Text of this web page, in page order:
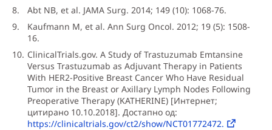
Abt NB, et al. JAMA Surg. 2014; 149 (10): 1068-76.
Kaufmann M, et al. Ann Surg Oncol. 2012; 19 (5): 1508-
16.
ClinicalTrials.gov. A Study of Trastuzumab Emtansine
Versus Trastuzumab as Adjuvant Therapy in Patients
With HER2-Positive Breast Cancer Who Have Residual
Tumor in the Breast or Axillary Lymph Nodes Following
Preoperative Therapy (KATHERINE) [Интернет;
цитирано 10.10.2018]. Достапно од:
https://clinicaltrials.gov/ct2/show/NCT01772472.